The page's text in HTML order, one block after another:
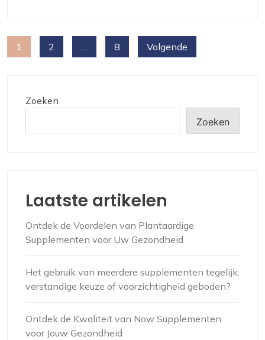
Berichten
1 2 … 8 Volgende
Zoeken
Zoeken
Laatste artikelen
Ontdek de Voordelen van Plantaardige
Supplementen voor Uw Gezondheid
Het gebruik van meerdere supplementen tegelijk:
verstandige keuze of voorzichtigheid geboden?
Ontdek de Kwaliteit van Now Supplementen
voor Jouw Gezondheid